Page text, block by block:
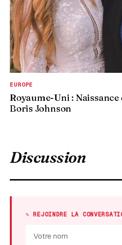
EUROPE
Royaume-Uni :
Boris Johnson
Discussion
✎ REJOINDRE LA